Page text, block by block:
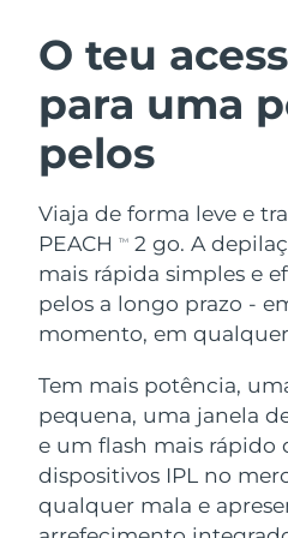
O teu
para uma
pelos
Viaja de forma leve e
PEACHTM
2 go. A
mais rápida simples e
pelos a longo prazo -
momento, em
Tem mais potência,
pequena, uma janela
e um flash mais rápido
dispositivos IPL no
qualquer mala e
Limpeza facial
Anti-aging
LUNA™ 4
Massage, LED
LUNA™ 4
For men, anti-
Microcurrent
BEAR™ 2
Microcurrent
BEAR™ 2
Microcurrent
Hidratação
UFO™ 3 kit
UFO™ 3
Near-infrared
device
issa™ 4
issa™ 4
Smart hybrid
FAQ™
Antienvelhecimento
Áustria
Barein
Bélgica
Bermudas
Bósnia e
Herzegovina
Brunei
Canadá
Chile